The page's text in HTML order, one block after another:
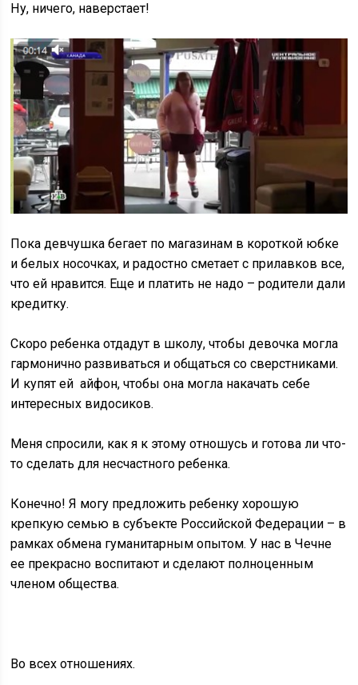
Ну, ничего, наверстает!
Пока девчушка бегает по магазинам в короткой юбке
и белых носочках, и радостно сметает с прилавков все,
что ей нравится. Еще и платить не надо – родители дали
кредитку.
Скоро ребенка отдадут в школу, чтобы девочка могла
гармонично развиваться и общаться со сверстниками.
И купят ей айфон, чтобы она могла накачать себе
интересных видосиков.
Меня спросили, как я к этому отношусь и готова ли что-
то сделать для несчастного ребенка.
Конечно! Я могу предложить ребенку хорошую
крепкую семью в субъекте Российской Федерации – в
рамках обмена гуманитарным опытом. У нас в Чечне
ее прекрасно воспитают и сделают полноценным
членом общества.
Во всех отношениях.